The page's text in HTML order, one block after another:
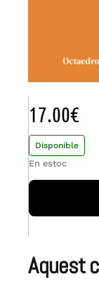
aquest confús i desigual món
17.00€
Disponible
En estoc